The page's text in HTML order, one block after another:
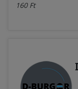
160 Ft